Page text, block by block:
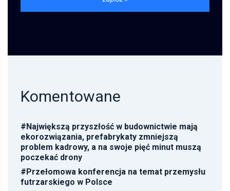
Komentowane
#Największą przyszłość w budownictwie mają
ekorozwiązania, prefabrykaty zmniejszą
problem kadrowy, a na swoje pięć minut muszą
poczekać drony
#Przełomowa konferencja na temat przemysłu
futrzarskiego w Polsce